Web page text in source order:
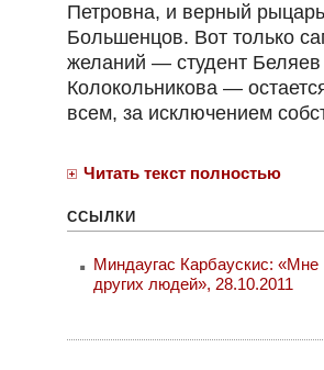
Петровна, и верный
Большенцов. Вот только
желаний — студент
Колокольникова —
всем, за исключением
Читать текст полностью
ССЫЛКИ
Миндаугас Карбаускис:
других людей», 28.10.2011